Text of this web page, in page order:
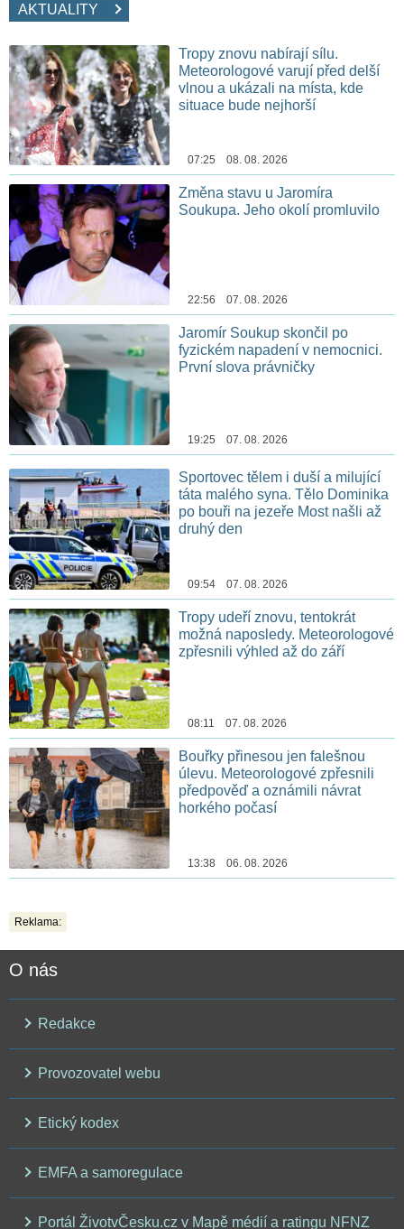
AKTUALITY
Tropy znovu nabírají sílu.
Meteorologové varují před delší
vlnou a ukázali na místa, kde
situace bude nejhorší
07:25 08. 08. 2026
Změna stavu u Jaromíra
Soukupa. Jeho okolí promluvilo
22:56 07. 08. 2026
Jaromír Soukup skončil po
fyzickém napadení v nemocnici.
První slova právničky
19:25 07. 08. 2026
Sportovec tělem i duší a milující
táta malého syna. Tělo Dominika
po bouři na jezeře Most našli až
druhý den
09:54 07. 08. 2026
Tropy udeří znovu, tentokrát
možná naposledy. Meteorologové
zpřesnili výhled až do září
08:11 07. 08. 2026
Bouřky přinesou jen falešnou
úlevu. Meteorologové zpřesnili
předpověď a oznámili návrat
horkého počasí
13:38 06. 08. 2026
Reklama:
O nás
Redakce
Provozovatel webu
Etický kodex
EMFA a samoregulace
Portál ŽivotvČesku.cz v Mapě médií a ratingu NFNZ